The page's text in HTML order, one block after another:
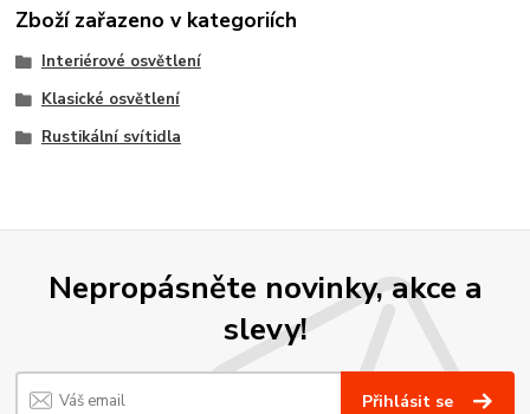
Zboží zařazeno v kategoriích
Interiérové osvětlení
Klasické osvětlení
Rustikální svítidla
Nepropásněte novinky, akce a
slevy!
Přihlásit se